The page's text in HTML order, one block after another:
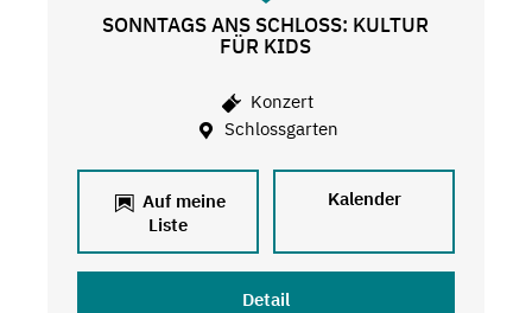
SONNTAGS ANS SCHLOSS: KULTUR
FÜR KIDS
Konzert
Schlossgarten
Auf meine
Liste
Kalender
Detail